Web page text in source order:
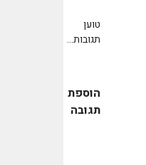
טוען
תגובות...
הוספת
תגובה